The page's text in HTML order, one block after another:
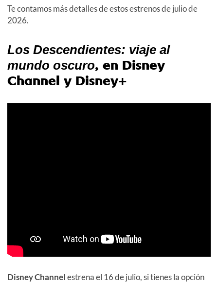
Te contamos más detalles de estos estrenos de julio de
2026.
Los Descendientes: viaje al
mundo oscuro, en Disney
Channel y Disney+
Disney Channelestrena el 16 de julio, si tienes la opción